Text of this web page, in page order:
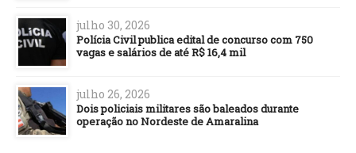
julho 30, 2026
Polícia Civil publica edital de concurso com 750
vagas e salários de até R$ 16,4 mil
julho 26, 2026
Dois policiais militares são baleados durante
operação no Nordeste de Amaralina